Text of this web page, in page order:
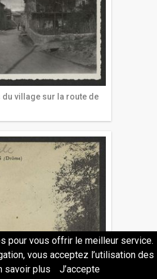
village sur la route de
pour vous offrir le meilleur service.
vous acceptez l’utilisation des
savoir plus J’accepte